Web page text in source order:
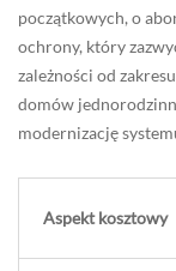
początkowych, o
ochrony, który
zależności od
domów
modernizację
Aspekt kosztowy